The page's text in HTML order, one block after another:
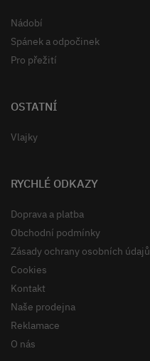
Nádobí
Spánek a odpočinek
Pro přežití
OSTATNÍ
Vlajky
RYCHLÉ ODKAZY
Doprava a platba
Obchodní podmínky
Zásady ochrany osobních údajů
Cookies
Kontakt
Naše prodejna
Reklamace
O nás